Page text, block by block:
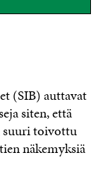
(SIB) auttavat
siten, että
suuri toivottu
näkemyksiä